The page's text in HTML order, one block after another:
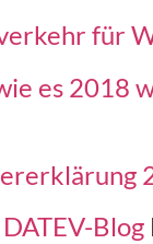
für
es 2018
Blog